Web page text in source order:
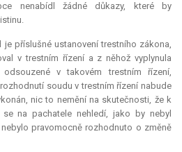
nenabídl žádné důkazy, které by
příslušné ustanovení trestního zákona,
v trestním řízení a z něhož vyplynula
v takovém trestním řízení,
soudu v trestním řízení nabude
nic to nemění na skutečnosti, že k
na pachatele nehledí, jako by nebyl
pravomocně rozhodnuto o změně